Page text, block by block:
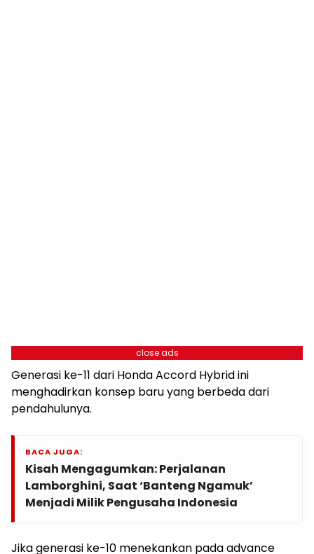
close ads
Generasi ke-11 dari Honda Accord Hybrid ini
menghadirkan konsep baru yang berbeda dari
pendahulunya.
BACA JUGA:
Kisah Mengagumkan: Perjalanan
Lamborghini, Saat ‘Banteng Ngamuk’
Menjadi Milik Pengusaha Indonesia
Jika generasi ke-10 menekankan pada advance